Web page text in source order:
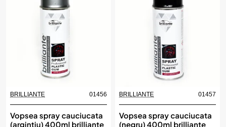
BRILLIANTE 01456
Vopsea spray cauciucata
(argintiu) 400ml brilliante
BRILLIANTE 01457
Vopsea spray cauciucata
(negru) 400ml brilliante